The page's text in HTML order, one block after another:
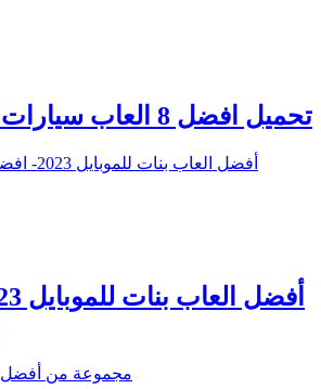
تحميل افضل 8 العاب سيارات للاندوريد 2023
أفضل العاب بنات للموبايل 2023- افضل لعبة بنات في العالم
مجموعة من أفضل 10 ألعاب الجوال 2023